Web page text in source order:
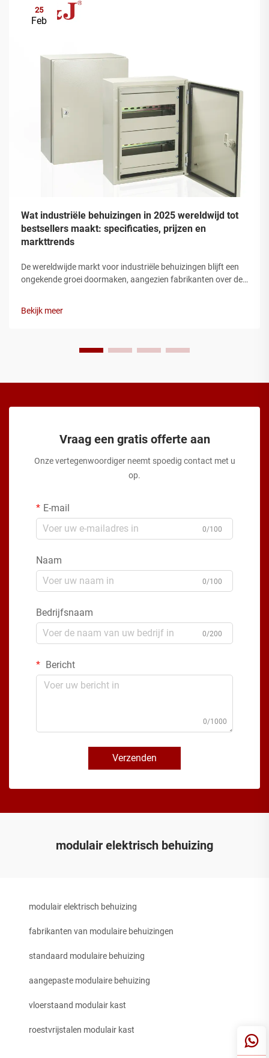
25
Feb
Wat industriële behuizingen in 2025 wereldwijd tot
bestsellers maakt: specificaties, prijzen en
markttrends
De wereldwijde markt voor industriële behuizingen blijft een
ongekende groei doormaken, aangezien fabrikanten over de
elektronische componenten. Moderne industriële installaties
Bekijk meer
Vraag een gratis offerte aan
Onze vertegenwoordiger neemt spoedig contact met u
op.
E-mail
0/100
Naam
0/100
Bedrijfsnaam
0/200
Bericht
0/1000
Verzenden
modulair elektrisch behuizing
modulair elektrisch behuizing
fabrikanten van modulaire behuizingen
standaard modulaire behuizing
aangepaste modulaire behuizing
vloerstaand modulair kast
roestvrijstalen modulair kast